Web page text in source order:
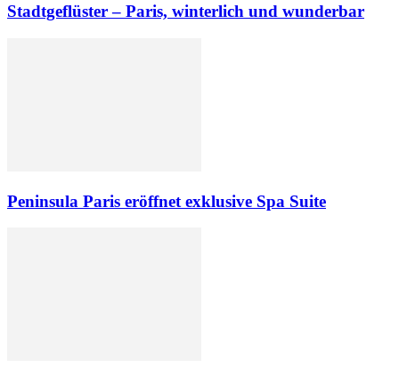
Stadtgeflüster – Paris, winterlich und wunderbar
Peninsula Paris eröffnet exklusive Spa Suite